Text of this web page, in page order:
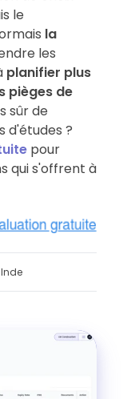
le
la
les
planifier plus
pièges de
sûr de
d'études ?
pour
qui s'offrent à
Inde